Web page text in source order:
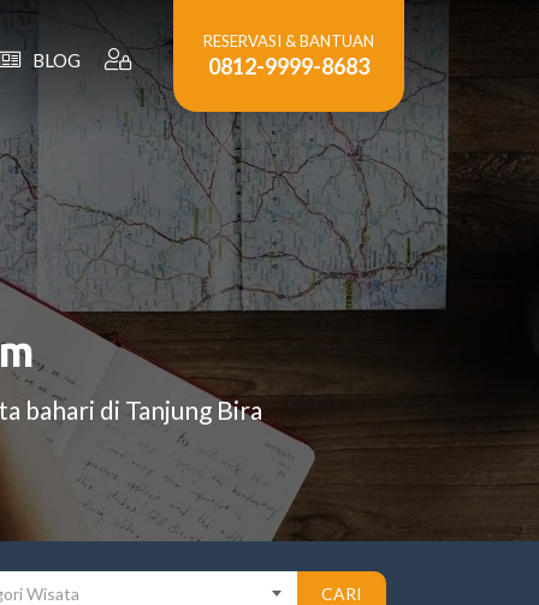
BLOG
RESERVASI & BANTUAN
0812-9999-8683
bahari di Tanjung Bira
Wisata CARI